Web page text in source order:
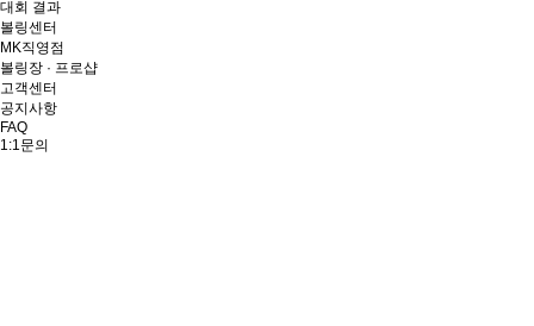
대회 결과
볼링센터
MK직영점
볼링장 · 프로샵
고객센터
공지사항
FAQ
1:1문의